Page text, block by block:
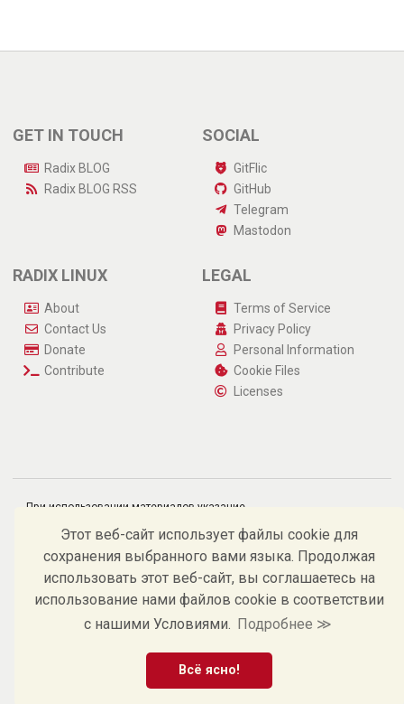
Этот веб-сайт использует файлы cookie для
сохранения выбранного вами языка. Продолжая
использовать этот веб-сайт, вы соглашаетесь на
использование нами файлов cookie в соответствии
с нашими Условиями. Подробнее ≫
Всё ясно!
GET IN TOUCH
Radix BLOG
Radix BLOG RSS
SOCIAL
GitFlic
GitHub
Telegram
Mastodon
RADIX LINUX
About
Contact Us
Donate
Contribute
LEGAL
Terms of Service
Privacy Policy
Personal Information
Cookie Files
Licenses
При использовании материалов указание
Андрей В. Костельцев, 2009 – 2026.